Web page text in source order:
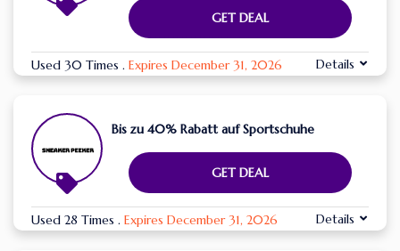
GET DEAL
Used 30 Times . Expires December 31, 2026 Details
Bis zu 40% Rabatt auf Sportschuhe
GET DEAL
Used 28 Times . Expires December 31, 2026 Details